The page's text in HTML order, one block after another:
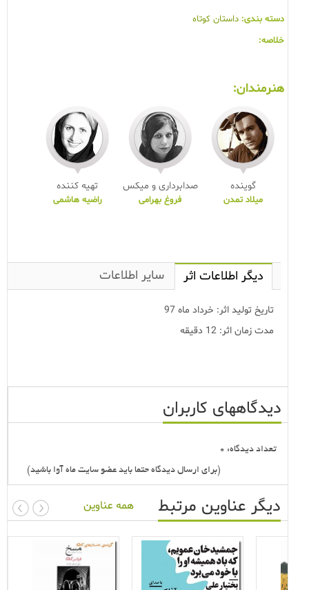
دسته بندی: داستان کوتاه
خلاصه:
هنرمندان:
گوینده
میلاد تمدن
صدابرداری و میکس
فروغ بهرامی
تهیه کننده
راضیه هاشمی
دیگر اطلاعات اثر سایر اطلاعات
تاریخ تولید اثر: خرداد ماه 97
مدت زمان اثر: 12 دقیقه
دیدگاههای کاربران
تعداد دیدگاه: 0
(برای ارسال دیدگاه حتما باید عضو سایت ماه آوا باشید)
دیگر عناوین مرتبط همه عناوین